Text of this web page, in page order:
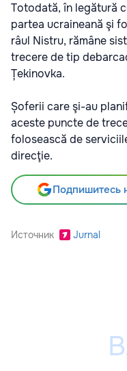
Totodată, în legătură
partea ucraineană şi
râul Nistru, rămâne
trecere de tip
Țekinovka.
Șoferii care şi-au
aceste puncte de
folosească de
direcţie.
Подпишитесь
Источник Jurnal